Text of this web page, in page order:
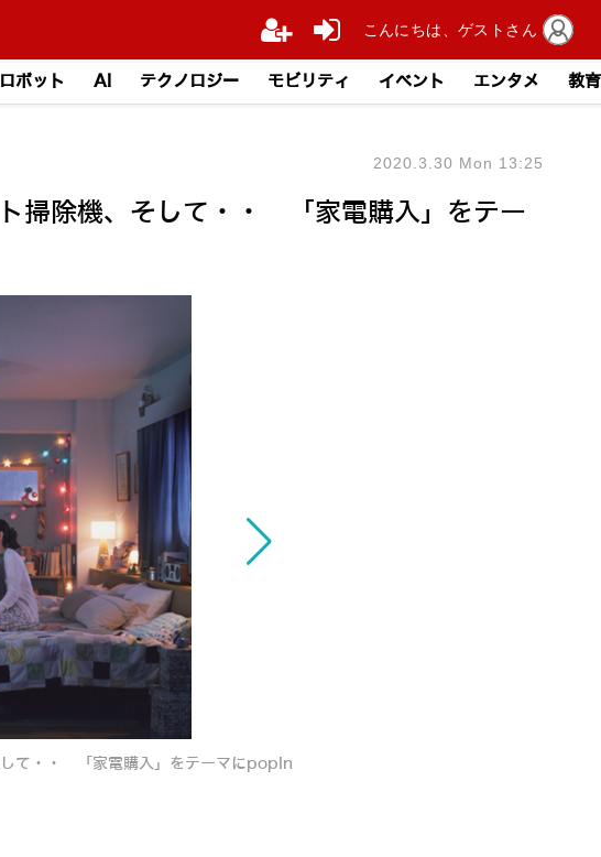
ロボット AI テクノロジー モビリティ イベント エンタメ 教育
掃除機、そして・・ 「家電購入」をテー
2020.3.30 Mon 13:25
して・・ 「家電購入」をテーマにpopIn
こんにちは、ゲストさん